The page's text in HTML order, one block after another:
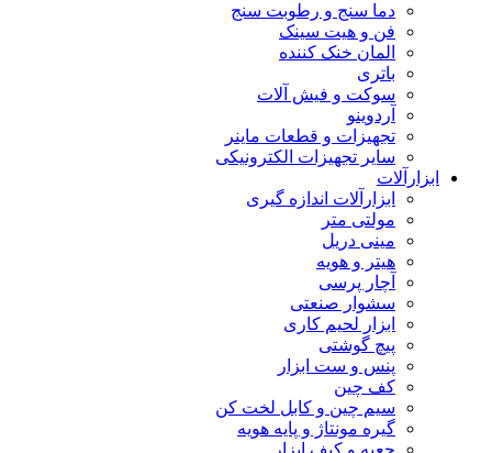
دما سنج و رطوبت سنج
فن و هیت سینک
المان خنک کننده
باتری
سوکت و فیش آلات
آردوینو
تجهیزات و قطعات ماینر
سایر تجهیزات الکترونیکی
ابزارآلات
ابزارآلات اندازه گیری
مولتی متر
مینی دریل
هیتر و هویه
آچار پرسی
سشوار صنعتی
ابزار لحیم کاری
پیچ گوشتی
پنس و ست ابزار
کف چین
سیم چین و کابل لخت کن
گیره مونتاژ و پایه هویه
جعبه و کیف ابزار